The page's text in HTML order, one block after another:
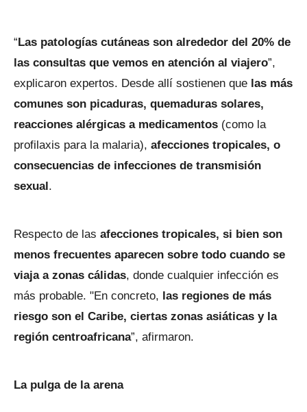
“Las patologías cutáneas son alrededor del 20% de
las consultas que vemos en atención al viajero”,
explicaron expertos. Desde allí sostienen que las más
comunes son picaduras, quemaduras solares,
reacciones alérgicas a medicamentos (como la
profilaxis para la malaria), afecciones tropicales, o
consecuencias de infecciones de transmisión
sexual.
Respecto de las afecciones tropicales, si bien son
menos frecuentes aparecen sobre todo cuando se
viaja a zonas cálidas, donde cualquier infección es
más probable. "En concreto, las regiones de más
riesgo son el Caribe, ciertas zonas asiáticas y la
región centroafricana”, afirmaron.
La pulga de la arena